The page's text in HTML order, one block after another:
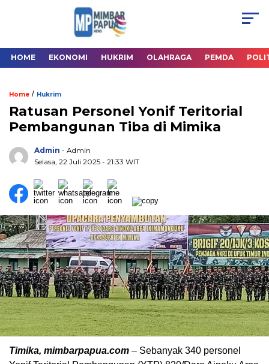
HOME EKONOMI HUKRIM OLAHRAGA PEMDA
Home / Hukrim
Ratusan Personel Yonif Teritorial
Pembangunan Tiba di Mimika
Admin - Admin
Selasa, 22 Juli 2025 - 21:33 WIT
Timika, mimbarpapua.com – Sebanyak 340 personel